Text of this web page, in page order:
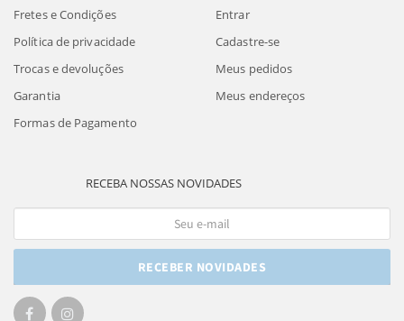
Fretes e Condições
Política de privacidade
Trocas e devoluções
Garantia
Formas de Pagamento
Entrar
Cadastre-se
Meus pedidos
Meus endereços
RECEBA NOSSAS NOVIDADES
RECEBER NOVIDADES